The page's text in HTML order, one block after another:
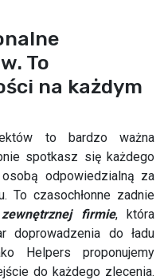
To
na każdym
to bardzo ważna
spotkasz się każdego
odpowiedzialną za
To czasochłonne zadnie
firmie, która
doprowadzenia do ładu
Helpers proponujemy
do każdego zlecenia.